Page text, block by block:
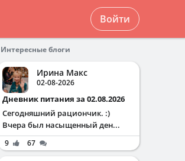
Войти
Интересные блоги
Ирина Макс
02-08-2026
Дневник питания за 02.08.2026
Сегодняшний рациончик. :)
Вчера был насыщенный ден...
9 67